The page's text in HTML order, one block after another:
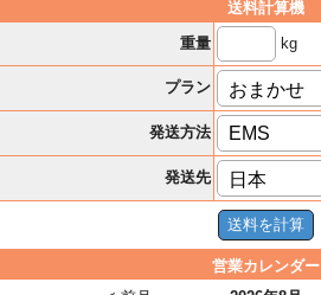
送料計算機
重量
kg
プラン
発送方法
発送先
営業カレンダー